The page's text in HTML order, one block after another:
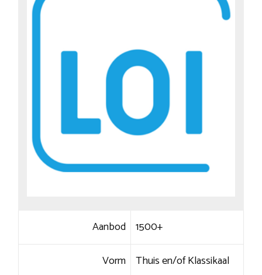
Aanbod 1500+
Vorm Thuis en/of Klassikaal